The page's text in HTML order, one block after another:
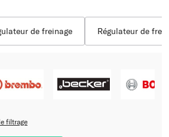
selon les critères suivants :
de freinage Régulateur de
filtrage